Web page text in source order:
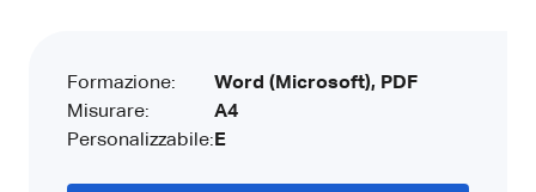
Formazione:
Misurare:
Personalizzabile:
Word (Microsoft), PDF
A4
E